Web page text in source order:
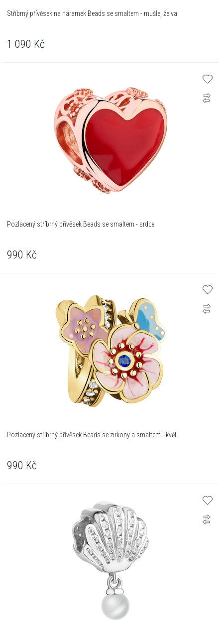
Stříbrný přívěsek na náramek Beads se smaltem - mušle, želva
1 090 Kč
Pozlacený stříbrný přívěsek Beads se smaltem - srdce
990 Kč
Pozlacený stříbrný přívěsek Beads se zirkony a smaltem - květ
990 Kč